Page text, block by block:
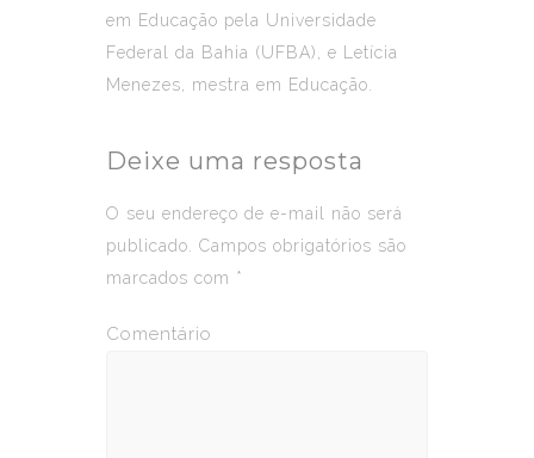
em Educação pela Universidade
Federal da Bahia (UFBA), e Letícia
Menezes, mestra em Educação.
Deixe uma resposta
O seu endereço de e-mail não será
publicado.
Campos obrigatórios são
marcados com *
Comentário